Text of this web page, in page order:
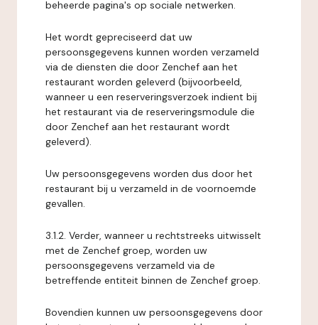
beheerde pagina's op sociale netwerken.
Het wordt gepreciseerd dat uw
persoonsgegevens kunnen worden verzameld
via de diensten die door Zenchef aan het
restaurant worden geleverd (bijvoorbeeld,
wanneer u een reserveringsverzoek indient bij
het restaurant via de reserveringsmodule die
door Zenchef aan het restaurant wordt
geleverd).
Uw persoonsgegevens worden dus door het
restaurant bij u verzameld in de voornoemde
gevallen.
3.1.2. Verder, wanneer u rechtstreeks uitwisselt
met de Zenchef groep, worden uw
persoonsgegevens verzameld via de
betreffende entiteit binnen de Zenchef groep.
Bovendien kunnen uw persoonsgegevens door